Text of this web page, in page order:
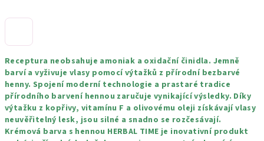
Receptura neobsahuje amoniak a oxidační činidla. Jemně
barví a vyživuje vlasy pomocí výtažků z přírodní bezbarvé
henny. Spojení moderní technologie a prastaré tradice
přírodního barvení hennou zaručuje vynikající výsledky. Díky
výtažku z kopřivy, vitamínu F a olivovému oleji získávají vlasy
neuvěřitelný lesk, jsou silné a snadno se rozčesávají.
Krémová barva s hennou HERBAL TIME je inovativní produkt